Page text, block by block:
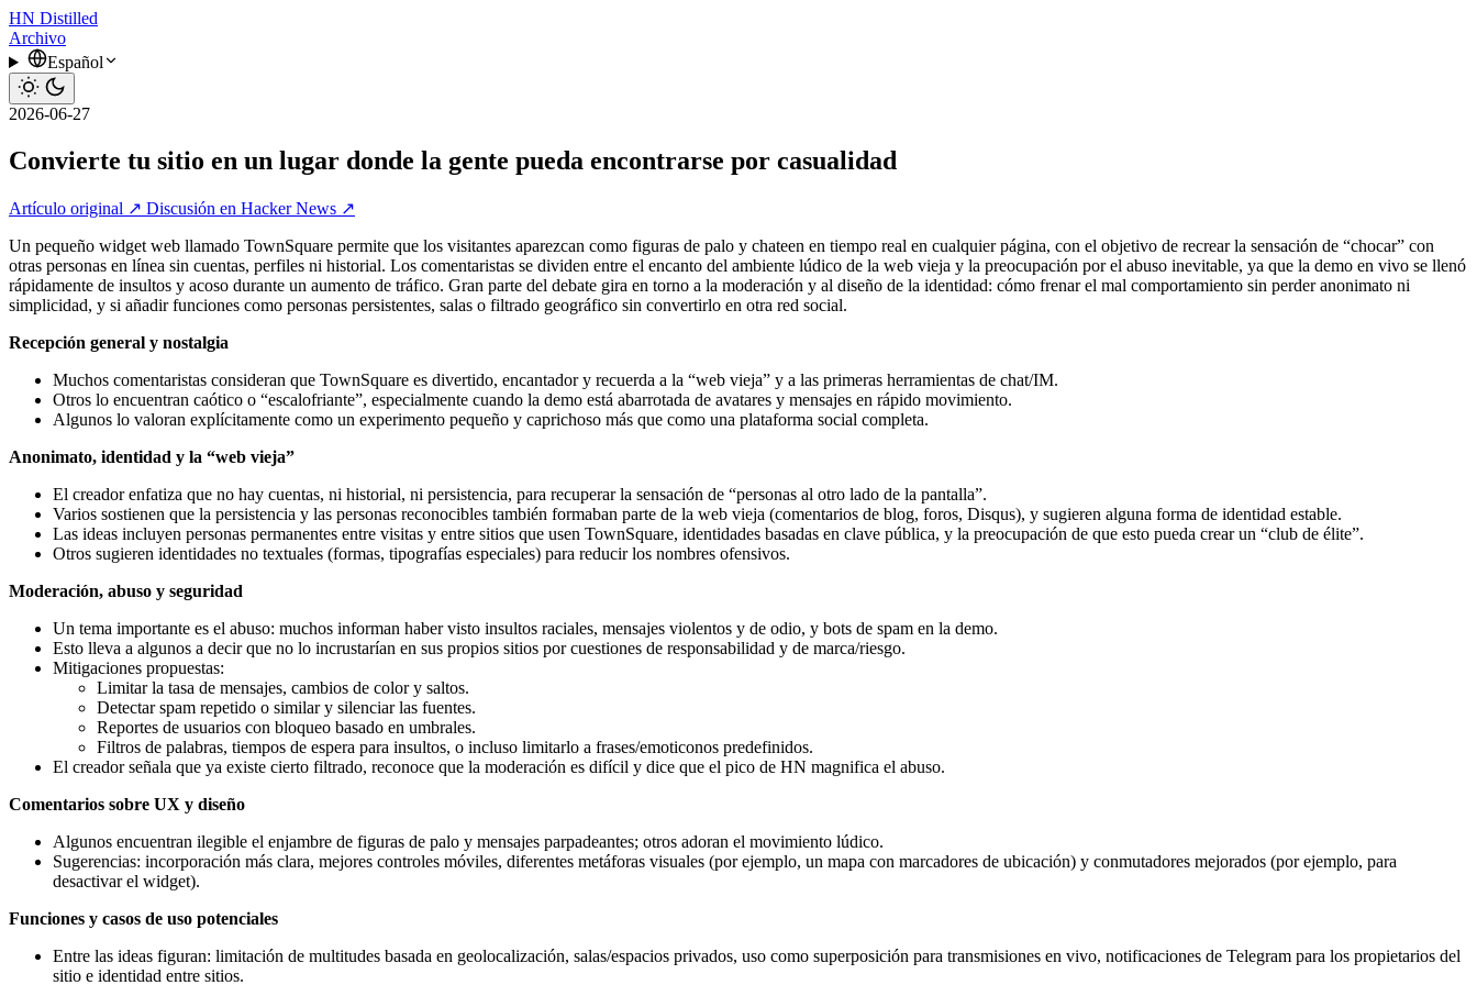
HN Distilled
Archivo
Español
2026-06-27
Convierte tu sitio en un lugar donde la gente pueda encontrarse por casualidad
Artículo original ↗ Discusión en Hacker News ↗
Un pequeño widget web llamado TownSquare permite que los visitantes aparezcan como figuras de palo y chateen en tiempo real en cualquier página, con el objetivo de recrear la sensación de “chocar” con
otras personas en línea sin cuentas, perfiles ni historial. Los comentaristas se dividen entre el encanto del ambiente lúdico de la web vieja y la preocupación por el abuso inevitable, ya que la demo en vivo se llenó
rápidamente de insultos y acoso durante un aumento de tráfico. Gran parte del debate gira en torno a la moderación y al diseño de la identidad: cómo frenar el mal comportamiento sin perder anonimato ni
simplicidad, y si añadir funciones como personas persistentes, salas o filtrado geográfico sin convertirlo en otra red social.
Recepción general y nostalgia
Muchos comentaristas consideran que TownSquare es divertido, encantador y recuerda a la “web vieja” y a las primeras herramientas de chat/IM.
Otros lo encuentran caótico o “escalofriante”, especialmente cuando la demo está abarrotada de avatares y mensajes en rápido movimiento.
Algunos lo valoran explícitamente como un experimento pequeño y caprichoso más que como una plataforma social completa.
Anonimato, identidad y la “web vieja”
El creador enfatiza que no hay cuentas, ni historial, ni persistencia, para recuperar la sensación de “personas al otro lado de la pantalla”.
Varios sostienen que la persistencia y las personas reconocibles también formaban parte de la web vieja (comentarios de blog, foros, Disqus), y sugieren alguna forma de identidad estable.
Las ideas incluyen personas permanentes entre visitas y entre sitios que usen TownSquare, identidades basadas en clave pública, y la preocupación de que esto pueda crear un “club de élite”.
Otros sugieren identidades no textuales (formas, tipografías especiales) para reducir los nombres ofensivos.
Moderación, abuso y seguridad
Un tema importante es el abuso: muchos informan haber visto insultos raciales, mensajes violentos y de odio, y bots de spam en la demo.
Esto lleva a algunos a decir que no lo incrustarían en sus propios sitios por cuestiones de responsabilidad y de marca/riesgo.
Mitigaciones propuestas:
Limitar la tasa de mensajes, cambios de color y saltos.
Detectar spam repetido o similar y silenciar las fuentes.
Reportes de usuarios con bloqueo basado en umbrales.
Filtros de palabras, tiempos de espera para insultos, o incluso limitarlo a frases/emoticonos predefinidos.
El creador señala que ya existe cierto filtrado, reconoce que la moderación es difícil y dice que el pico de HN magnifica el abuso.
Comentarios sobre UX y diseño
Algunos encuentran ilegible el enjambre de figuras de palo y mensajes parpadeantes; otros adoran el movimiento lúdico.
Sugerencias: incorporación más clara, mejores controles móviles, diferentes metáforas visuales (por ejemplo, un mapa con marcadores de ubicación) y conmutadores mejorados (por ejemplo, para
desactivar el widget).
Funciones y casos de uso potenciales
Entre las ideas figuran: limitación de multitudes basada en geolocalización, salas/espacios privados, uso como superposición para transmisiones en vivo, notificaciones de Telegram para los propietarios del
sitio e identidad entre sitios.